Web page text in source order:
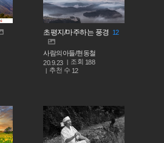
초평지/마주하는 풍경 12
사람의아들/현동철
20.9.23
조회 188
추천 수 12